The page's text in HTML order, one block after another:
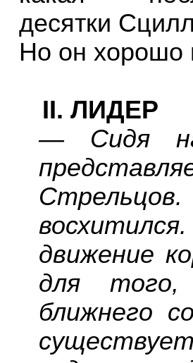
десятки
Но он хорошо
II. ЛИДЕР
— Сидя
движение
для
ближнего